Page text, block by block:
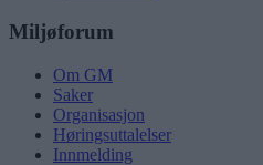
Miljøforum
Om GM
Saker
Organisasjon
Høringsuttalelser
Innmelding